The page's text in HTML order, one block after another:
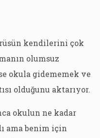
kendilerini çok
olumsuz
okula gidememek ve
olduğunu aktarıyor.
okulun ne kadar
ama benim için